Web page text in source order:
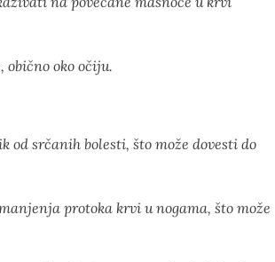
obično oko očiju.
od srčanih bolesti, što može dovesti do
protoka krvi u nogama, što može